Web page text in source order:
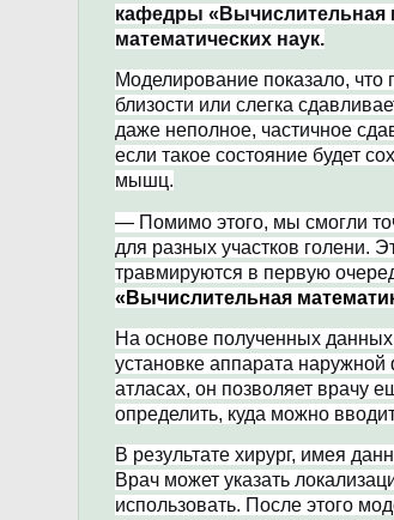
кафедры «Вычислительная
математических наук.
Моделирование показало, что
близости или слегка
даже неполное, частичное
если такое состояние будет
мышц.
— Помимо этого, мы смогли
для разных участков голени.
травмируются в первую
«Вычислительная
На основе полученных
установке аппарата
атласах, он позволяет врачу
определить, куда можно
В результате хирург, имея
Врач может указать
использовать. После этого